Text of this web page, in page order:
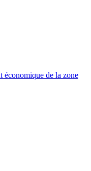
économique de la zone